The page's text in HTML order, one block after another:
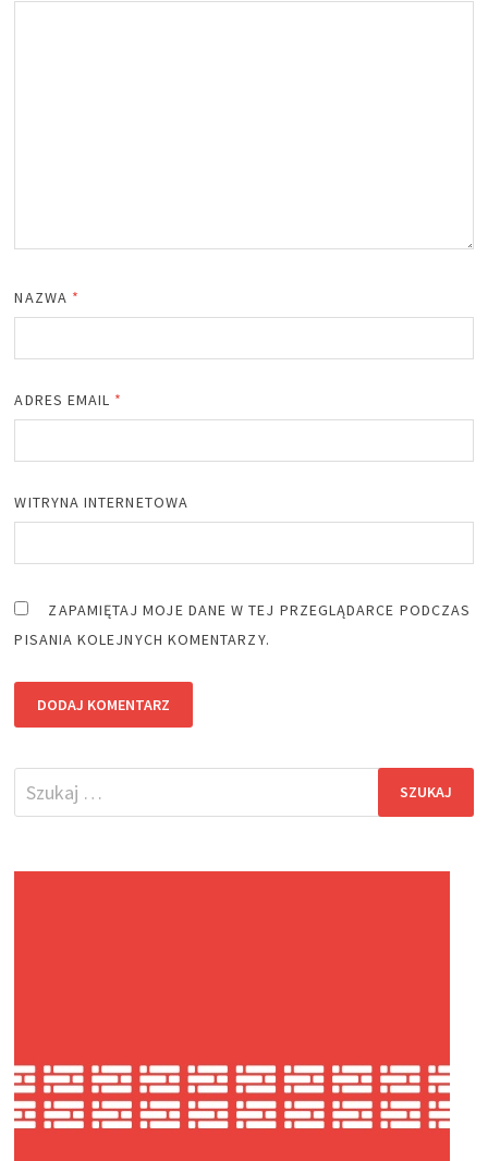
NAZWA *
ADRES EMAIL *
WITRYNA INTERNETOWA
ZAPAMIĘTAJ MOJE DANE W TEJ PRZEGLĄDARCE PODCZAS
PISANIA KOLEJNYCH KOMENTARZY.
Szukaj: